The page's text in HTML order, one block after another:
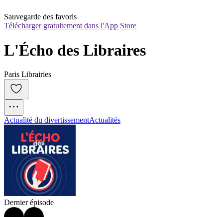
Sauvegarde des favoris
Télécharger gratuitement dans l'App Store
L'Écho des Libraires
Paris Librairies
Actualité du divertissementActualités
Dernier épisode